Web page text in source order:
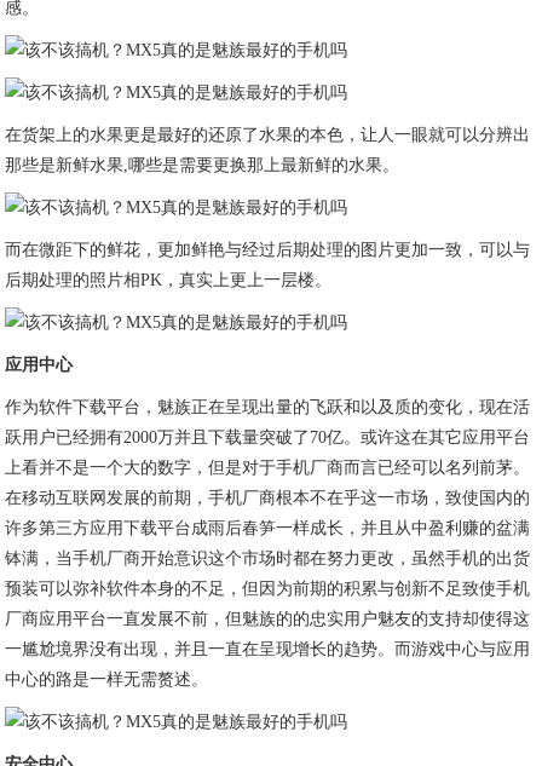
感。
在货架上的水果更是最好的还原了水果的本色，让人一眼就可以分辨出
那些是新鲜水果,哪些是需要更换那上最新鲜的水果。
而在微距下的鲜花，更加鲜艳与经过后期处理的图片更加一致，可以与
后期处理的照片相PK，真实上更上一层楼。
应用中心
作为软件下载平台，魅族正在呈现出量的飞跃和以及质的变化，现在活
跃用户已经拥有2000万并且下载量突破了70亿。或许这在其它应用平台
上看并不是一个大的数字，但是对于手机厂商而言已经可以名列前茅。
在移动互联网发展的前期，手机厂商根本不在乎这一市场，致使国内的
许多第三方应用下载平台成雨后春笋一样成长，并且从中盈利赚的盆满
钵满，当手机厂商开始意识这个市场时都在努力更改，虽然手机的出货
预装可以弥补软件本身的不足，但因为前期的积累与创新不足致使手机
厂商应用平台一直发展不前，但魅族的的忠实用户魅友的支持却使得这
一尴尬境界没有出现，并且一直在呈现增长的趋势。而游戏中心与应用
中心的路是一样无需赘述。